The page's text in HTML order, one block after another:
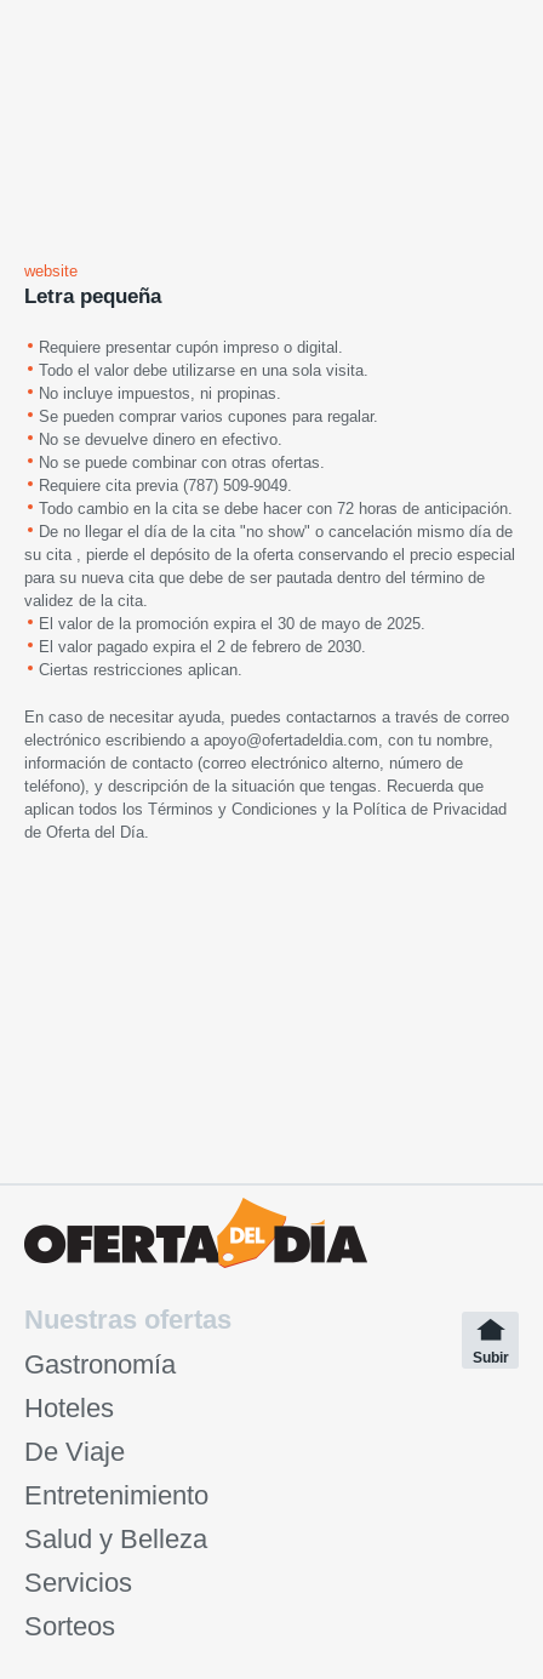
website
Letra pequeña
Requiere presentar cupón impreso o digital.
Todo el valor debe utilizarse en una sola visita.
No incluye impuestos, ni propinas.
Se pueden comprar varios cupones para regalar.
No se devuelve dinero en efectivo.
No se puede combinar con otras ofertas.
Requiere cita previa (787) 509-9049.
Todo cambio en la cita se debe hacer con 72 horas de anticipación.
De no llegar el día de la cita "no show" o cancelación mismo día de
su cita , pierde el depósito de la oferta conservando el precio especial
para su nueva cita que debe de ser pautada dentro del término de
validez de la cita.
El valor de la promoción expira el 30 de mayo de 2025.
El valor pagado expira el 2 de febrero de 2030.
Ciertas restricciones aplican.
En caso de necesitar ayuda, puedes contactarnos a través de correo
electrónico escribiendo a apoyo@ofertadeldia.com , con tu nombre,
información de contacto (correo electrónico alterno, número de
teléfono), y descripción de la situación que tengas. Recuerda que
aplican todos los Términos y Condiciones y la Política de Privacidad
de Oferta del Día.
Nuestras ofertas
Gastronomía
Hoteles
De Viaje
Entretenimiento
Salud y Belleza
Servicios
Sorteos
Subir